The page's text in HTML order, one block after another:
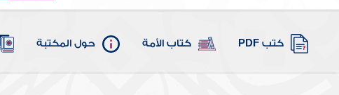
كتب PDF كتاب الأمة حول المكتبة